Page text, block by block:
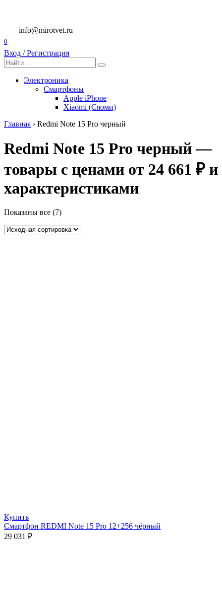
содержанию
info@mirotvet.ru
0
Вход / Регистрация
Search
for:
Электроника
Смартфоны
Apple iPhone
Xiaomi (Сяоми)
Главная › Redmi Note 15 Pro черный
Redmi Note 15 Pro черный —
товары с ценами от 24 661 ₽ и
характеристиками
Показаны все (7)
Купить
Смартфон REDMI Note 15 Pro 12+256 чёрный
29 031 ₽